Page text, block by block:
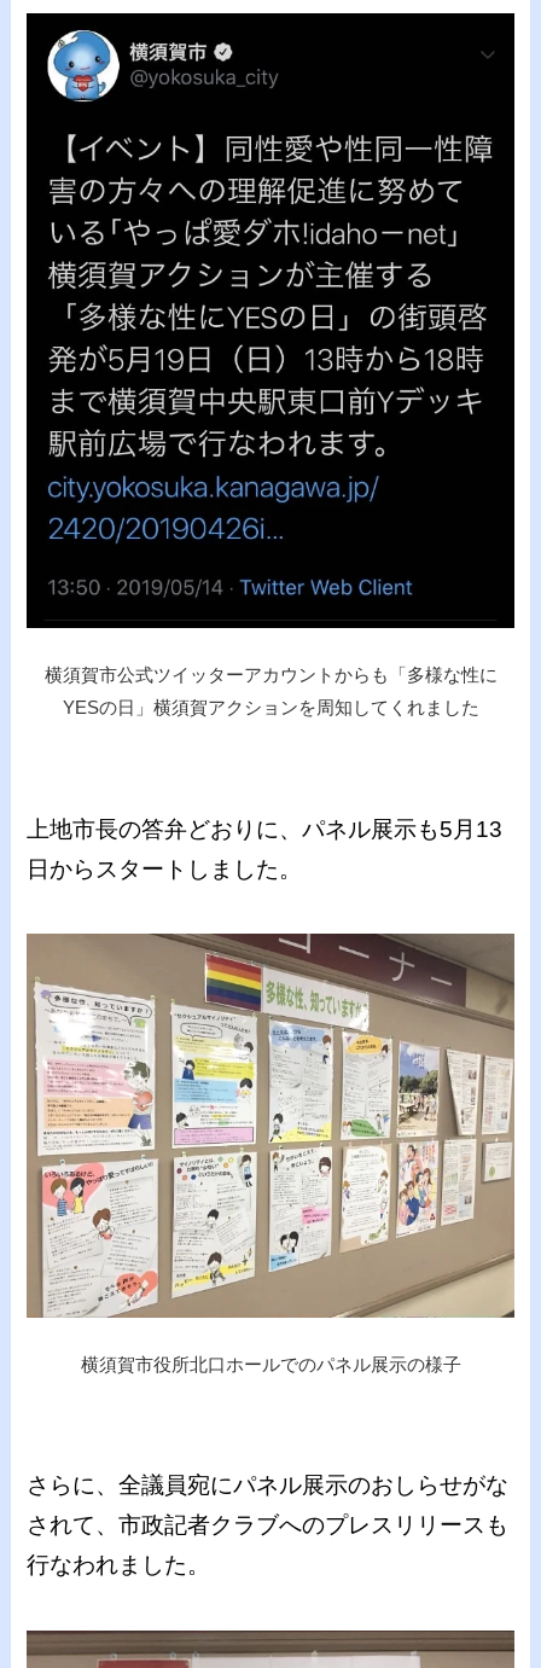
横須賀市公式ツイッターアカウントからも「多様な性に
YESの日」横須賀アクションを周知してくれました
上地市長の答弁どおりに、パネル展示も5月13
日からスタートしました。
横須賀市役所北口ホールでのパネル展示の様子
さらに、全議員宛にパネル展示のおしらせがな
されて、市政記者クラブへのプレスリリースも
行なわれました。